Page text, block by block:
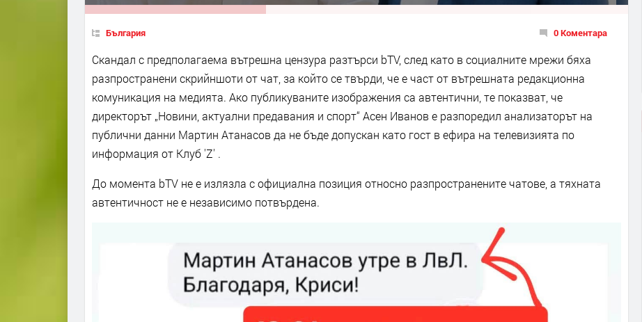
България 0 Коментара
Скандал с предполагаема вътрешна цензура разтърси bTV, след като в социалните мрежи бяха
разпространени скрийншоти от чат, за който се твърди, че е част от вътрешната редакционна
комуникация на медията. Ако публикуваните изображения са автентични, те показват, че
директорът „Новини, актуални предавания и спорт“ Асен Иванов е разпоредил анализаторът на
публични данни Мартин Атанасов да не бъде допускан като гост в ефира на телевизията по
информация от Клуб 'Z' .
До момента bTV не е излязла с официална позиция относно разпространените чатове, а тяхната
автентичност не е независимо потвърдена.